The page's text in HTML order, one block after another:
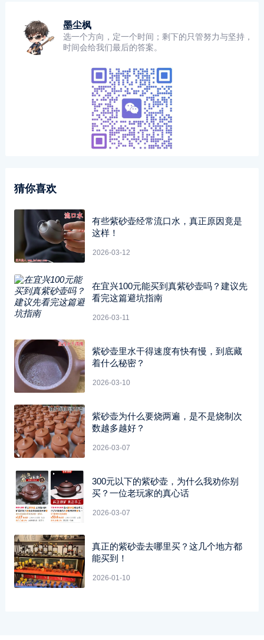
墨尘枫
选一个方向，定一个时间；剩下的只管努力与坚持，
时间会给我们最后的答案。
猜你喜欢
有些紫砂壶经常流口水，真正原因竟是
这样！
2026-03-12
在宜兴100元能买到真紫砂壶吗？建议先
看完这篇避坑指南
2026-03-11
紫砂壶里水干得速度有快有慢，到底藏
着什么秘密？
2026-03-10
紫砂壶为什么要烧两遍，是不是烧制次
数越多越好？
2026-03-07
300元以下的紫砂壶，为什么我劝你别
买？一位老玩家的真心话
2026-03-07
真正的紫砂壶去哪里买？这几个地方都
能买到！
2026-01-10